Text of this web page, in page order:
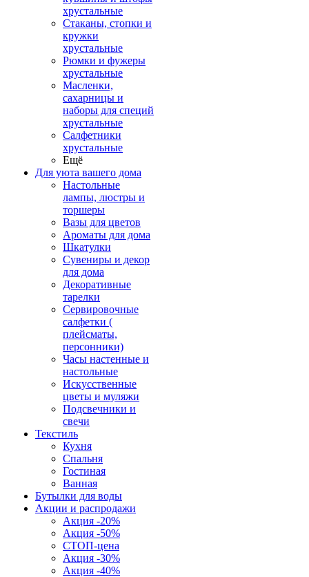
хрустальные
Стаканы, стопки и
кружки
хрустальные
Рюмки и фужеры
хрустальные
Масленки,
сахарницы и
наборы для специй
хрустальные
Салфетники
хрустальные
Ещё
Для уюта вашего дома
Настольные
лампы, люстры и
торшеры
Вазы для цветов
Ароматы для дома
Шкатулки
Сувениры и декор
для дома
Декоративные
тарелки
Сервировочные
салфетки (
плейсматы,
персонники)
Часы настенные и
настольные
Искусственные
цветы и муляжи
Подсвечники и
свечи
Текстиль
Кухня
Спальня
Гостиная
Ванная
Бутылки для воды
Акции и распродажи
Акция -20%
Акция -50%
СТОП-цена
Акция -30%
Акция -40%